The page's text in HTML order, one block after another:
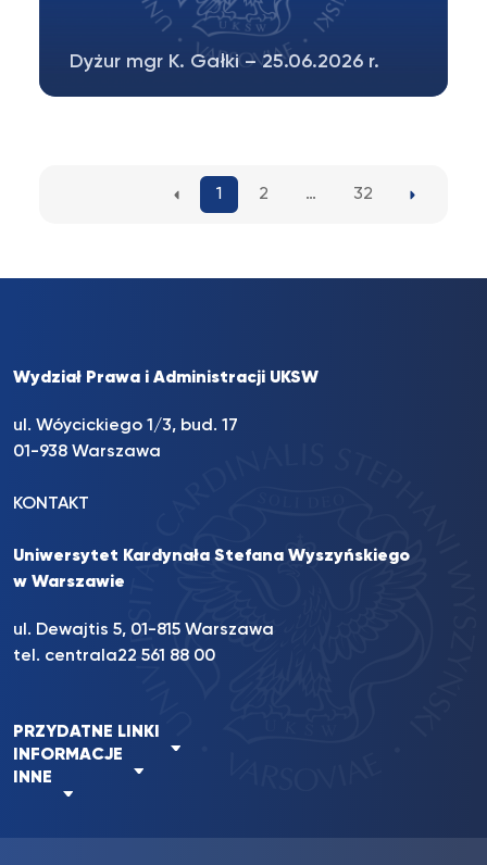
Dyżur mgr K. Gałki – 25.06.2026 r.
1 2 … 32
Wydział Prawa i Administracji UKSW
ul. Wóycickiego 1/3, bud. 17
01-938 Warszawa
KONTAKT
Uniwersytet Kardynała Stefana Wyszyńskiego
w Warszawie
ul. Dewajtis 5, 01-815 Warszawa
tel. centrala22 561 88 00
PRZYDATNE LINKI
INFORMACJE
INNE